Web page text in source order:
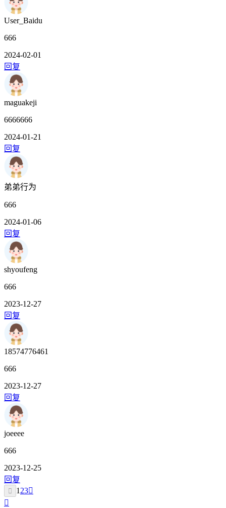
User_Baidu
666
2024-02-01
回复
maguakeji
6666666
2024-01-21
回复
弟弟行为
666
2024-01-06
回复
shyoufeng
666
2023-12-27
回复
18574776461
666
2023-12-27
回复
joeeee
666
2023-12-25
回复
1 23